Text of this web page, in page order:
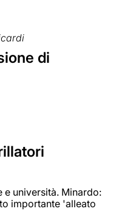
di
università. Minardo:
importante 'alleato